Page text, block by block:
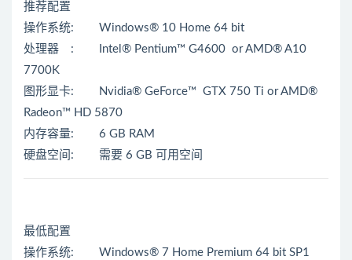
推荐配置
操作系统: Windows® 10 Home 64 bit
处理器 : Intel® Pentium™ G4600 or AMD® A10
7700K
图形显卡: Nvidia® GeForce™ GTX 750 Ti or AMD®
Radeon™ HD 5870
内存容量: 6 GB RAM
硬盘空间: 需要 6 GB 可用空间
最低配置
操作系统: Windows® 7 Home Premium 64 bit SP1